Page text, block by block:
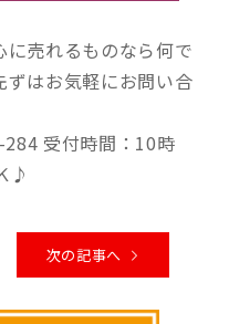
売れるものなら何で
はお気軽にお問い合
受付時間：10時
♪
次の記事へ